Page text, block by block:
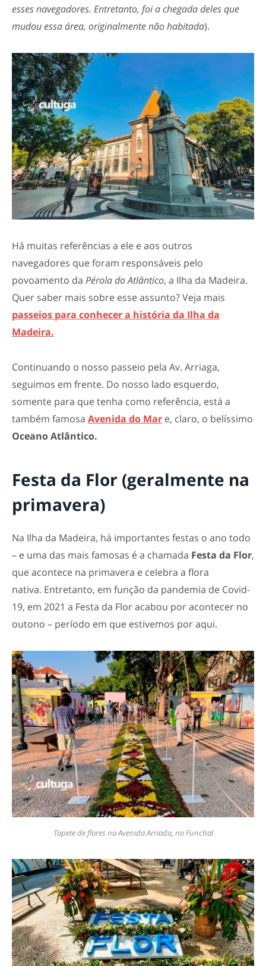
esses navegadores. Entretanto, foi a chegada deles que
mudou essa área, originalmente não habitada).
Há muitas referências a ele e aos outros
navegadores que foram responsáveis pelo
povoamento da Pérola do Atlântico, a Ilha da Madeira.
Quer saber mais sobre esse assunto? Veja mais
passeios para conhecer a história da Ilha da
Madeira.
Continuando o nosso passeio pela Av. Arriaga,
seguimos em frente. Do nosso lado esquerdo,
somente para que tenha como referência, está a
também famosa Avenida do Mar e, claro, o belíssimo
Oceano Atlântico.
Festa da Flor (geralmente na
primavera)
Na Ilha da Madeira, há importantes festas o ano todo
– e uma das mais famosas é a chamada Festa da Flor,
que acontece na primavera e celebra a flora
nativa. Entretanto, em função da pandemia de Covid-
19, em 2021 a Festa da Flor acabou por acontecer no
outono – período em que estivemos por aqui.
Tapete de flores na Avenida Arriada, no Funchal